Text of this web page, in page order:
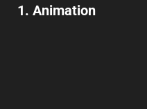
1. Animation